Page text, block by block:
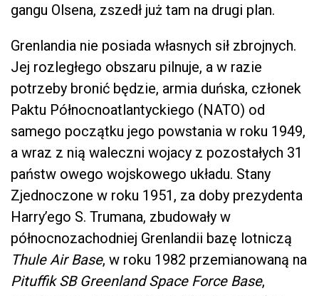
gangu Olsena, zszedł już tam na drugi plan.
Grenlandia nie posiada własnych sił zbrojnych.
Jej rozległego obszaru pilnuje, a w razie
potrzeby bronić będzie, armia duńska, członek
Paktu Północnoatlantyckiego (NATO) od
samego początku jego powstania w roku 1949,
a wraz z nią waleczni wojacy z pozostałych 31
państw owego wojskowego układu. Stany
Zjednoczone w roku 1951, za doby prezydenta
Harry’ego S. Trumana, zbudowały w
północnozachodniej Grenlandii bazę lotniczą
Thule Air Base, w roku 1982 przemianowaną na
Pituffik SB Greenland Space Force Base,